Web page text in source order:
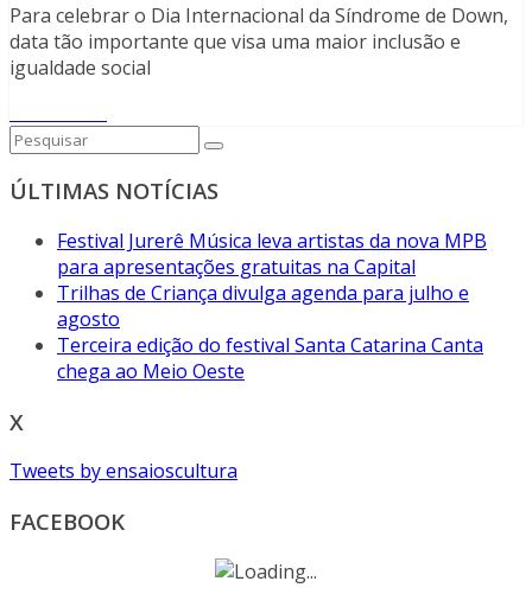
Para celebrar o Dia Internacional da Síndrome de Down,
data tão importante que visa uma maior inclusão e
igualdade social
ÚLTIMAS NOTÍCIAS
Festival Jurerê Música leva artistas da nova MPB
para apresentações gratuitas na Capital
Trilhas de Criança divulga agenda para julho e
agosto
Terceira edição do festival Santa Catarina Canta
chega ao Meio Oeste
X
Tweets by ensaioscultura
FACEBOOK